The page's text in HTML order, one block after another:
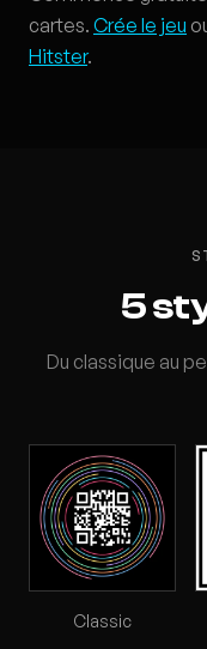
cartes. Crée le jeu
Hitster.
5
Du classique au
Classic